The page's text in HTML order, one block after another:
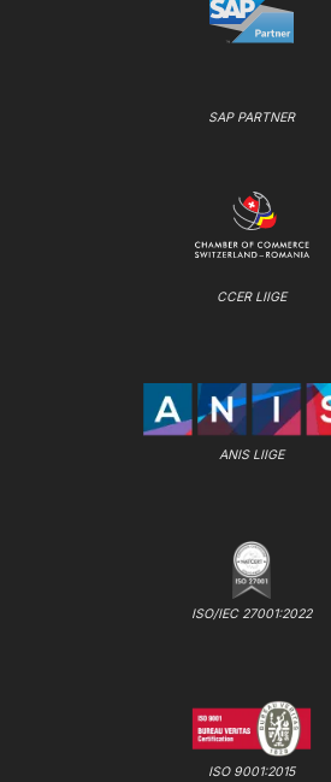
SAP PARTNER
CCER LIIGE
ANIS LIIGE
ISO/IEC 27001:2022
ISO 9001:2015